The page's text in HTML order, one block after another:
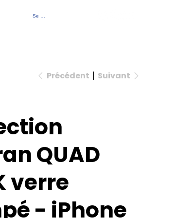
Se connecter
Précédent Suivant
QUAD
verre
- iPhone